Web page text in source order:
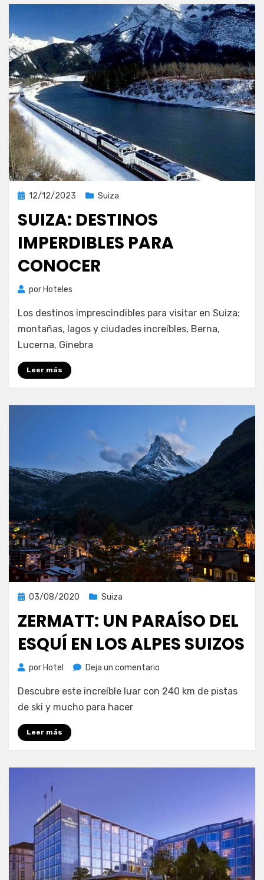
Publicada
12/12/2023 Suiza
SUIZA: DESTINOS
IMPERDIBLES PARA
CONOCER
por Hoteles
Los destinos imprescindibles para visitar en Suiza:
montañas, lagos y ciudades increíbles, Berna,
Lucerna, Ginebra
Leer más
Publicada
03/08/2020 Suiza
ZERMATT: UN PARAÍSO DEL
ESQUÍ EN LOS ALPES SUIZOS
por Hotel Deja un comentario
un
Alpes
Descubre este increíble luar con 240 km de pistas
de ski y mucho para hacer
Leer más